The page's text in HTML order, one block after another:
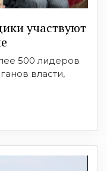
участвуют
500 лидеров
власти,